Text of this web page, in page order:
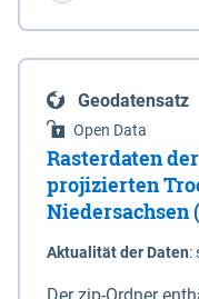
Geodatensatz
Open Data
Rasterdaten
projizierten
Niedersachsen
Aktualität der Daten: